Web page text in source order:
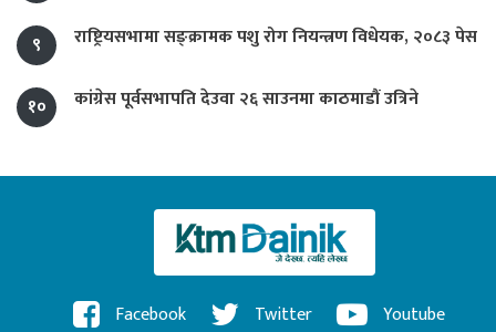
९ राष्ट्रियसभामा सङ्क्रामक पशु रोग नियन्त्रण विधेयक, २०८३ पेस
१० कांग्रेस पूर्वसभापति देउवा २६ साउनमा काठमाडौं उत्रिने
Facebook Twitter Youtube